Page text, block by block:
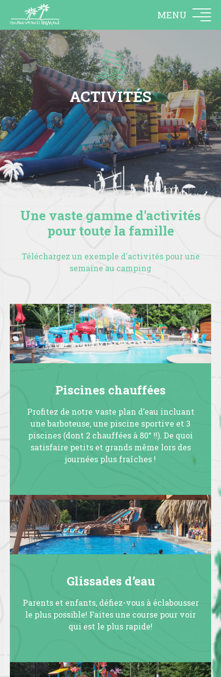
MENU
ACTIVITÉS
Une vaste gamme d'activités
pour toute la famille
Téléchargez un exemple d'activités pour une
semaine au camping
Piscines chauffées
Profitez de notre vaste plan d’eau incluant
une barboteuse, une piscine sportive et 3
piscines (dont 2 chauffées à 80° !!). De quoi
satisfaire petits et grands même lors des
journées plus fraîches !
Glissades d’eau
Parents et enfants, défiez-vous à éclabousser
le plus possible! Faites une course pour voir
qui est le plus rapide!